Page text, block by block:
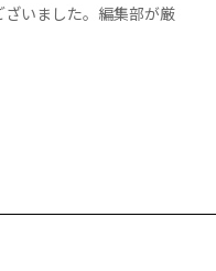
いました。編集部が厳